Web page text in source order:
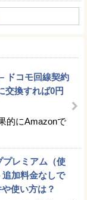
ドコモ回線契約
交換すれば0円
的にAmazonで
プレミアム（使
加料金なしで
使い方は？